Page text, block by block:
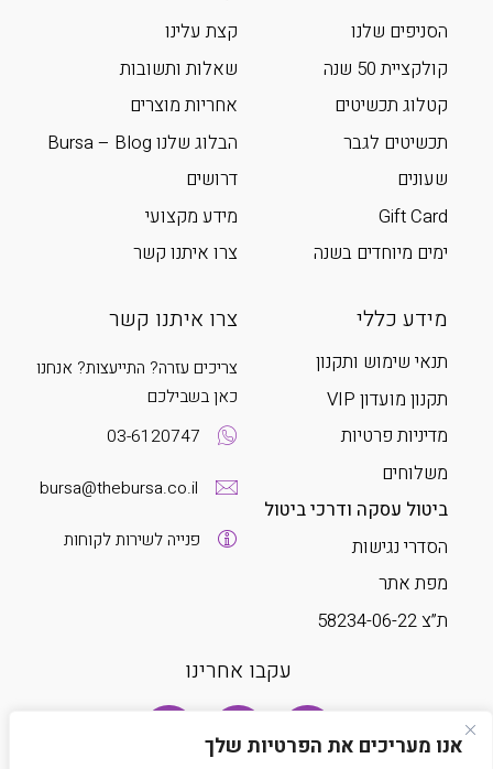
אנו מעריכים את הפרטיות שלך
הסניפים שלנו
קולקציית 50 שנה
קטלוג תכשיטים
תכשיטים לגבר
שעונים
Gift Card
ימים מיוחדים בשנה
קצת עלינו
שאלות ותשובות
אחריות מוצרים
הבלוג שלנו Bursa – Blog
דרושים
מידע מקצועי
צרו איתנו קשר
מידע כללי
תנאי שימוש ותקנון
תקנון מועדון VIP
מדיניות פרטיות
משלוחים
ביטול עסקה ודרכי ביטול
הסדרי נגישות
מפת אתר
ת”צ 58234-06-22
צרו איתנו קשר
צריכים עזרה? התייעצות? אנחנו
כאן בשבילכם
03-6120747
bursa@thebursa.co.il
פנייה לשירות לקוחות
עקבו אחרינו